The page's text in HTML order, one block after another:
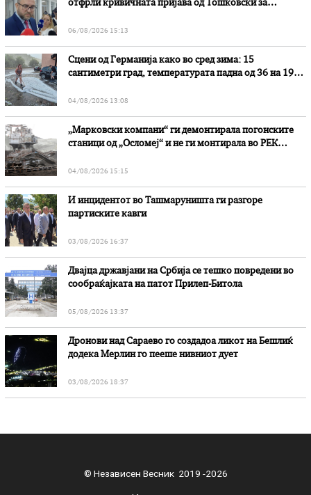
отфрли кривичната пријава од Тошковски за
06/08/2026 15:13
Сцени од Германија како во сред зима: 15
сантиметри град, температурата падна од 36 на 19
04/08/2026 13:08
„Марковски компани“ ги демонтирала погонските
станици од „Осломеј“ и не ги монтирала во РЕК
04/08/2026 15:15
И инцидентот во Ташмаруништa ги разгоре
партиските кавги
03/08/2026 16:37
Двајца државјани на Србија се тешко повредени во
сообраќајката на патот Прилеп-Битола
05/08/2026 13:37
Дронови над Сараево го создадоа ликот на Бешлиќ
додека Мерлин го пееше нивниот дует
03/08/2026 18:37
© Независен Весник 2019 -2026